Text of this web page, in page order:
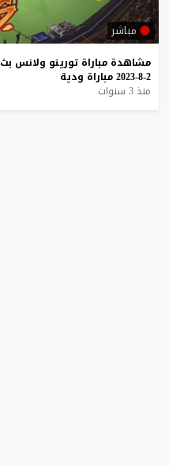
مباشر
مشاهدة مباراة تورينو ولانس بث
2-8-2023
مباراة ودية
منذ 3 سنوات